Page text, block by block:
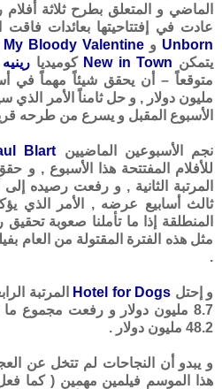
الماضي و المتعلق بطرح ثلاثة
عادت في إفتتاحيتها بعائدات فاقت
Unborn وMy Bloody Valentine
يتمكن New in Town كوميديا
مليون دولار , و حل ثامناً الأمر الذي
الأسبوع المقبل و يسرع من طرحه
نجم الأسبوعين الماضيين Blart
ثالث أسابيع عرضه , الأمر الذي
المنطلقة إذا ما تأملنا صعوبة
مثل هذه الفترة المقتولة من العام
.
و إحتل Hotel for Dogs
المرتبة
8.7 مليون دولار و رفعت مجموع
48.2 مليون دولار .
و يبدو أن النجاحات لم تتخل عن
هذا الموسم فيلمين مهمين ( كما